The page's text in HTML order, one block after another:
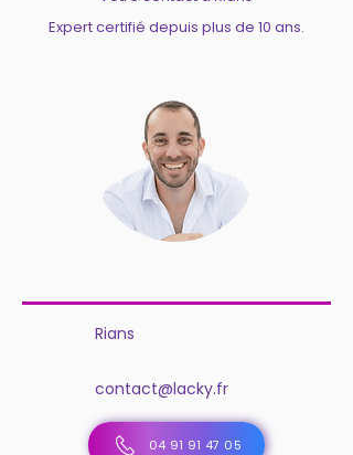
Expert certifié depuis plus de 10 ans.
Rians
contact@lacky.fr
04 91 91 47 05